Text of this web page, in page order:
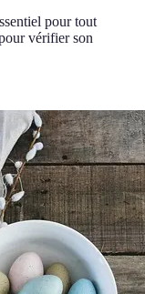
pour tout
vérifier son